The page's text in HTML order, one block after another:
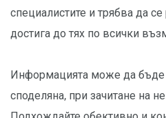
специалистите и трябва да
достига до тях по всички
Информацията може да бъде
споделяна, при зачитане на